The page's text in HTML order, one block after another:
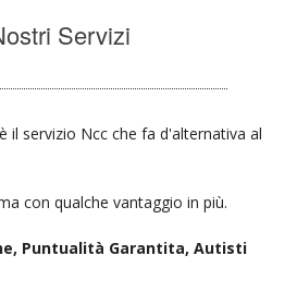
Servizi
è il servizio Ncc che fa d'alternativa al
con qualche vantaggio in più.
Puntualità Garantita, Autisti